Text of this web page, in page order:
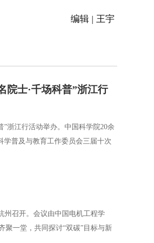
编辑 | 王宇
士·千场科普”浙江行
江行活动举办。中国科学院20余
普及与教育工作委员会三届十次
召开。会议由中国电机工程学
聚一堂，共同探讨“双碳”目标与新